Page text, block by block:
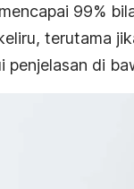
99%
terutama
penjelasan di